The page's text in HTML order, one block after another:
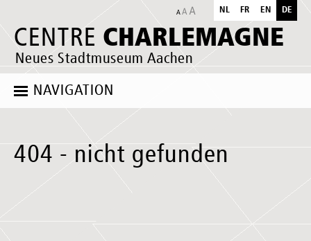
CENTRE CHARLEMAGNE
Neues Stadtmuseum Aachen
NL FR EN DE
NAVIGATION
404 - nicht gefunden